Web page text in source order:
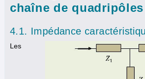
chaîne de quadripôles
4.1. Impédance
Les